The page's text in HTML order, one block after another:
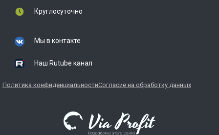
Круглосуточно
Мы в контакте
Наш Rutube канал
Политика конфиденциальностиСогласие на обработку данных